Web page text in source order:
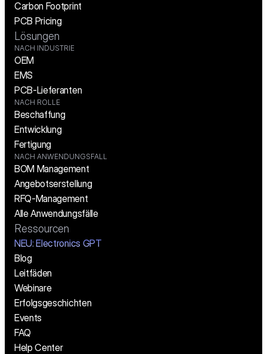
Carbon Footprint
PCB Pricing
Lösungen
NACH INDUSTRIE
OEM
EMS
PCB-Lieferanten
NACH ROLLE
Beschaffung
Entwicklung
Fertigung
NACH ANWENDUNGSFALL
BOM Management
Angebotserstellung
RFQ-Management
Alle Anwendungsfälle
Ressourcen
NEU: Electronics GPT
Blog
Leitfäden
Webinare
Erfolgsgeschichten
Events
FAQ
Help Center